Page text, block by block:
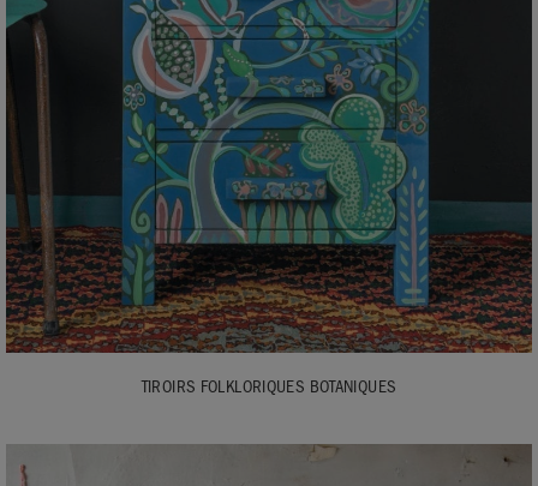
TIROIRS FOLKLORIQUES BOTANIQUES